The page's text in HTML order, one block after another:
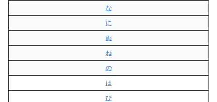
な
に
ぬ
ね
の
は
ひ